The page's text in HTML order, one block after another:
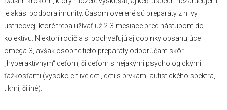
je akási podpora imunity. Časom overené sú preparáty z hlivy
ustricovej, ktoré treba užívať už 2-3 mesiace pred nástupom do
kolektívu. Niektorí rodičia si pochvaľujú aj doplnky obsahujúce
omega-3, avšak osobne tieto preparáty odporúčam skôr
„hyperaktívnym“ deťom, či deťom s nejakými psychologickými
ťažkosťami (vysoko citlivé deti, deti s prvkami autistického spektra,
tikmi, či iné).